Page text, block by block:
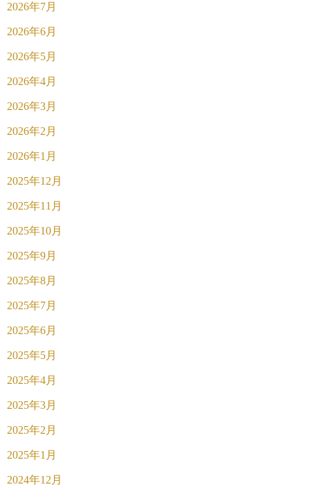
2026年7月
2026年6月
2026年5月
2026年4月
2026年3月
2026年2月
2026年1月
2025年12月
2025年11月
2025年10月
2025年9月
2025年8月
2025年7月
2025年6月
2025年5月
2025年4月
2025年3月
2025年2月
2025年1月
2024年12月